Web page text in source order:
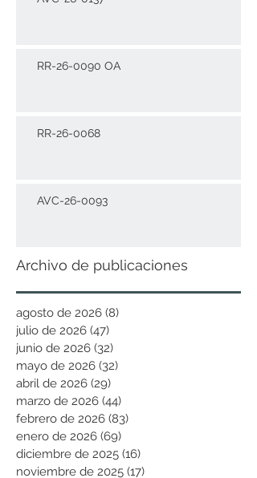
RR-26-0090 OA
RR-26-0068
AVC-26-0093
Archivo de publicaciones
agosto de 2026 (8)
julio de 2026 (47)
junio de 2026 (32)
mayo de 2026 (32)
abril de 2026 (29)
marzo de 2026 (44)
febrero de 2026 (83)
enero de 2026 (69)
diciembre de 2025 (16)
noviembre de 2025 (17)